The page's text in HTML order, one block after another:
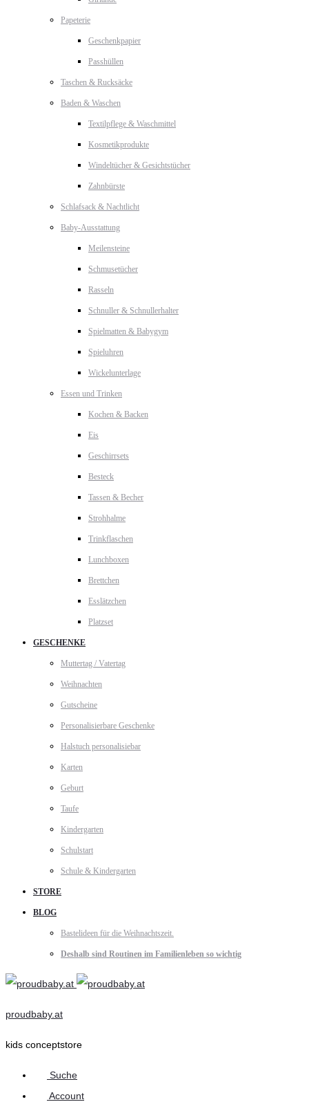
Papeterie
Geschenkpapier
Passhüllen
Taschen & Rucksäcke
Baden & Waschen
Textilpflege & Waschmittel
Kosmetikprodukte
Windeltücher & Gesichtstücher
Zahnbürste
Schlafsack & Nachtlicht
Baby-Ausstattung
Meilensteine
Schmusetücher
Rasseln
Schnuller & Schnullerhalter
Spielmatten & Babygym
Spieluhren
Wickelunterlage
Essen und Trinken
Kochen & Backen
Eis
Geschirrsets
Besteck
Tassen & Becher
Strohhalme
Trinkflaschen
Lunchboxen
Brettchen
Esslätzchen
Platzset
GESCHENKE
Muttertag / Vatertag
Weihnachten
Gutscheine
Personalisierbare Geschenke
Halstuch personalisiebar
Karten
Geburt
Taufe
Kindergarten
Schulstart
Schule & Kindergarten
STORE
BLOG
Bastelideen für die Weihnachtszeit.
Deshalb sind Routinen im Familienleben so wichtig
proudbaby.at
kids conceptstore
Suche
Account